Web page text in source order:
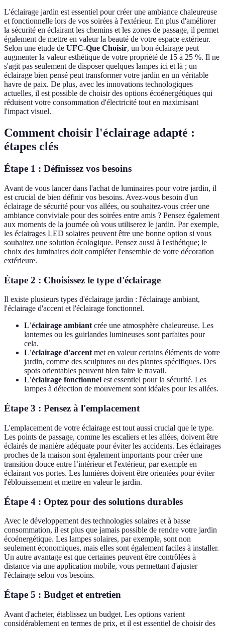
L'éclairage jardin est essentiel pour créer une ambiance chaleureuse
et fonctionnelle lors de vos soirées à l'extérieur. En plus d'améliorer
la sécurité en éclairant les chemins et les zones de passage, il permet
également de mettre en valeur la beauté de votre espace extérieur.
Selon une étude de UFC-Que Choisir, un bon éclairage peut
augmenter la valeur esthétique de votre propriété de 15 à 25 %. Il ne
s'agit pas seulement de disposer quelques lampes ici et là ; un
éclairage bien pensé peut transformer votre jardin en un véritable
havre de paix. De plus, avec les innovations technologiques
actuelles, il est possible de choisir des options écoénergétiques qui
réduisent votre consommation d'électricité tout en maximisant
l'impact visuel.
Comment choisir l'éclairage adapté :
étapes clés
Étape 1 : Définissez vos besoins
Avant de vous lancer dans l'achat de luminaires pour votre jardin, il
est crucial de bien définir vos besoins. Avez-vous besoin d'un
éclairage de sécurité pour vos allées, ou souhaitez-vous créer une
ambiance conviviale pour des soirées entre amis ? Pensez également
aux moments de la journée où vous utiliserez le jardin. Par exemple,
les éclairages LED solaires peuvent être une bonne option si vous
souhaitez une solution écologique. Pensez aussi à l'esthétique; le
choix des luminaires doit compléter l'ensemble de votre décoration
extérieure.
Étape 2 : Choisissez le type d'éclairage
Il existe plusieurs types d'éclairage jardin : l'éclairage ambiant,
l'éclairage d'accent et l'éclairage fonctionnel.
L'éclairage ambiant crée une atmosphère chaleureuse. Les
lanternes ou les guirlandes lumineuses sont parfaites pour
cela.
L'éclairage d'accent met en valeur certains éléments de votre
jardin, comme des sculptures ou des plantes spécifiques. Des
spots orientables peuvent bien faire le travail.
L'éclairage fonctionnel est essentiel pour la sécurité. Les
lampes à détection de mouvement sont idéales pour les allées.
Étape 3 : Pensez à l'emplacement
L'emplacement de votre éclairage est tout aussi crucial que le type.
Les points de passage, comme les escaliers et les allées, doivent être
éclairés de manière adéquate pour éviter les accidents. Les éclairages
proches de la maison sont également importants pour créer une
transition douce entre l’intérieur et l'extérieur, par exemple en
éclairant vos portes. Les lumières doivent être orientées pour éviter
l'éblouissement et mettre en valeur le jardin.
Étape 4 : Optez pour des solutions durables
Avec le développement des technologies solaires et à basse
consommation, il est plus que jamais possible de rendre votre jardin
écoénergétique. Les lampes solaires, par exemple, sont non
seulement économiques, mais elles sont également faciles à installer.
Un autre avantage est que certaines peuvent être contrôlées à
distance via une application mobile, vous permettant d'ajuster
l'éclairage selon vos besoins.
Étape 5 : Budget et entretien
Avant d'acheter, établissez un budget. Les options varient
considérablement en termes de prix, et il est essentiel de choisir des